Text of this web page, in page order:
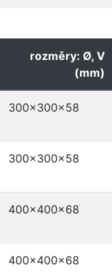
rozměry: Ø, V
(mm)
300x300x58
300x300x58
400x400x68
400x400x68